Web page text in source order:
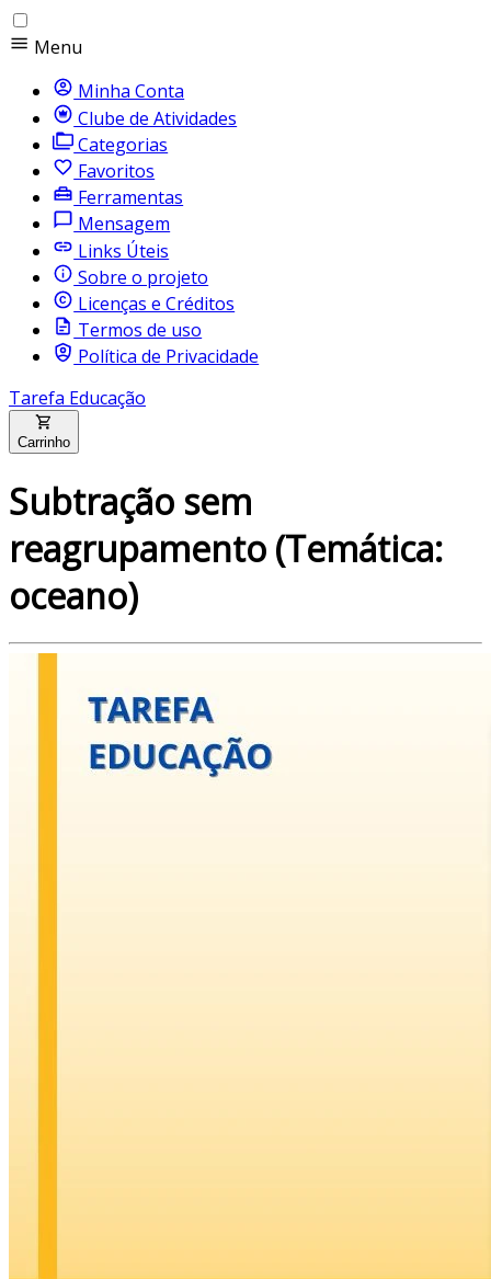
Menu
Minha Conta
Clube de Atividades
Categorias
Favoritos
Ferramentas
Mensagem
Links Úteis
Sobre o projeto
Licenças e Créditos
Termos de uso
Política de Privacidade
Tarefa Educação
Carrinho
Subtração sem
reagrupamento (Temática:
oceano)